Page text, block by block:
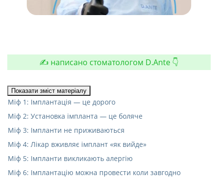
✍️ написано стоматологом D.Ante 👇
Показати зміст матеріалу
Міф 1: Імплантація — це дорого
Міф 2: Установка імпланта — це боляче
Міф 3: Імпланти не приживаються
Міф 4: Лікар вживляє імплант «як вийде»
Міф 5: Імпланти викликають алергію
Міф 6: Імплантацію можна провести коли завгодно